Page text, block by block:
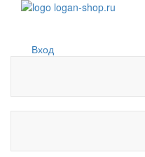
Вход